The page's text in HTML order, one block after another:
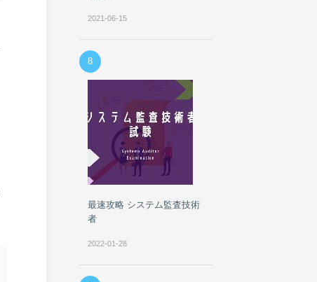
2021-06-15
8
最速攻略 システム監査技術
者
2022-01-28